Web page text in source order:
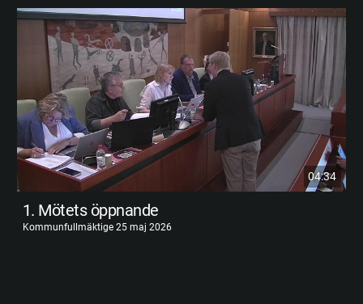
04:34
1. Mötets öppnande
Kommunfullmäktige 25 maj 2026